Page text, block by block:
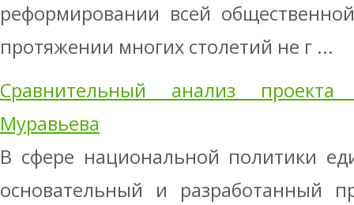
реформировании всей
протяжении многих столетий не г ...
Сравнительный анализ
Муравьева
В сфере национальной политики
основательный и разработанный